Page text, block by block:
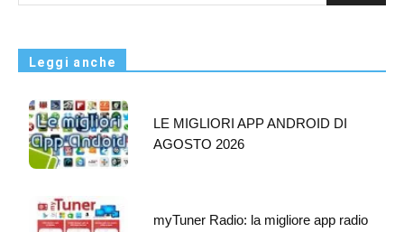
Leggi anche
LE MIGLIORI APP ANDROID DI
AGOSTO 2026
myTuner Radio: la migliore app radio